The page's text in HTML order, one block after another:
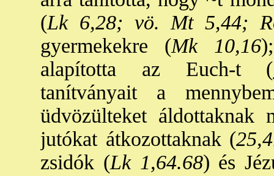
(Lk 6,28; vö. Mt 5,44;
gyermekekre (Mk 10,16
alapította az Euch-t (
tanítványait a
üdvözülteket áldottaknak
jutókat átkozottaknak (
zsidók (Lk 1,64.68) és